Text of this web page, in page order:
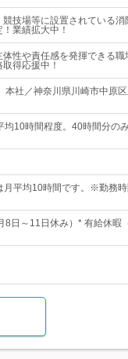
技場等に設置されている
業績拡大中！
体性や責任感を発揮できる
得応援中！
社／神奈川県川崎市中原
10時間程度。40時間分の
平均10時間です。※勤務時
日～11日休み）* 有給休暇